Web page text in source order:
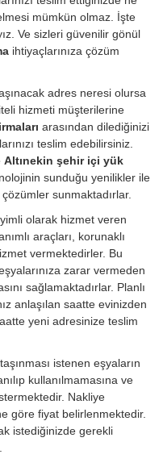
mümkün olmaz. İşte
Ve sizleri güvenilir gönül
ihtiyaçlarınıza çözüm
adres neresi olursa
hizmeti müşterilerine
arasından dilediğinizi
teslim edebilirsiniz.
Altınekin şehir içi yük
sunduğu yenilikler ile
sunmaktadırlar.
olarak hizmet veren
araçları, korunaklı
vermektedirler. Bu
zarar vermeden
sağlamaktadırlar. Planlı
anlaşılan saatte evinizden
yeni adresinize teslim
taşınması istenen eşyaların
kullanılmamasına ve
Nakliye
göre fiyat belirlenmektedir.
istediğinizde gerekli